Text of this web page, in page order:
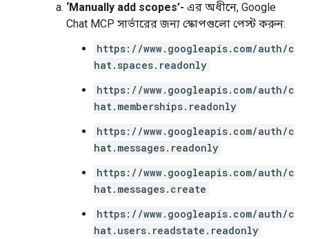
‘Manually add scopes’- এর অধীনে, Google
Chat MCP সার্ভারের জন্য স্কোপগুলো পেস্ট করুন:
https://www.googleapis.com/auth/c
hat.spaces.readonly
https://www.googleapis.com/auth/c
hat.memberships.readonly
https://www.googleapis.com/auth/c
hat.messages.readonly
https://www.googleapis.com/auth/c
hat.messages.create
https://www.googleapis.com/auth/c
hat.users.readstate.readonly